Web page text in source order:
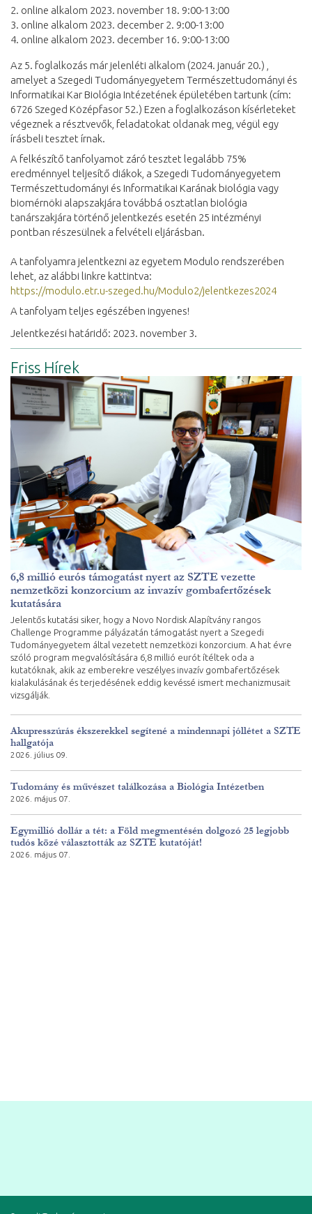
2. online alkalom 2023. november 18. 9:00-13:00
3. online alkalom 2023. december 2. 9:00-13:00
4. online alkalom 2023. december 16. 9:00-13:00
Az 5. foglalkozás már jelenléti alkalom (2024. január 20.) ,
amelyet a Szegedi Tudományegyetem Természettudományi és
Informatikai Kar Biológia Intézetének épületében tartunk (cím:
6726 Szeged Középfasor 52.) Ezen a foglalkozáson kísérleteket
végeznek a résztvevők, feladatokat oldanak meg, végül egy
írásbeli tesztet írnak.
A felkészítő tanfolyamot záró tesztet legalább 75%
eredménnyel teljesítő diákok, a Szegedi Tudományegyetem
Természettudományi és Informatikai Karának biológia vagy
biomérnöki alapszakjára továbbá osztatlan biológia
tanárszakjára történő jelentkezés esetén 25 intézményi
pontban részesülnek a felvételi eljárásban.
A tanfolyamra jelentkezni az egyetem Modulo rendszerében
lehet, az alábbi linkre kattintva:
https://modulo.etr.u-szeged.hu/Modulo2/jelentkezes2024
A tanfolyam teljes egészében ingyenes!
Jelentkezési határidő: 2023. november 3.
Friss Hírek
6,8 millió eurós támogatást nyert az SZTE vezette
nemzetközi konzorcium az invazív gombafertőzések
kutatására
Jelentős kutatási siker, hogy a Novo Nordisk Alapítvány rangos
Challenge Programme pályázatán támogatást nyert a Szegedi
Tudományegyetem által vezetett nemzetközi konzorcium. A hat évre
szóló program megvalósítására 6,8 millió eurót ítéltek oda a
kutatóknak, akik az emberekre veszélyes invazív gombafertőzések
kialakulásának és terjedésének eddig kevéssé ismert mechanizmusait
vizsgálják.
Akupresszúrás ékszerekkel segítené a mindennapi jóllétet a SZTE
hallgatója
2026. július 09.
Tudomány és művészet találkozása a Biológia Intézetben
2026. május 07.
Egymillió dollár a tét: a Föld megmentésén dolgozó 25 legjobb
tudós közé választották az SZTE kutatóját!
2026. május 07.